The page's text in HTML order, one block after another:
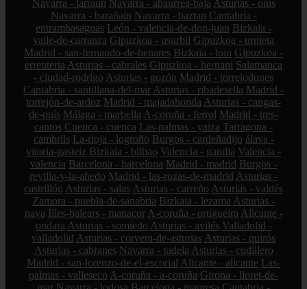
Navarra - larraun Navarra - abaurrea-baja Asturias - onís
Navarra - barañain Navarra - baztan Cantabria -
entrambasaguas León - valencia-de-don-juan Bizkaia -
valle-de-carranza Gipuzkoa - usurbil Gipuzkoa - urnieta
Madrid - san-fernando-de-henares Bizkaia - loiu Gipuzkoa -
errenteria Asturias - cabrales Gipuzkoa - hernani Salamanca
- ciudad-rodrigo Asturias - gozón Madrid - torrelodones
Cantabria - santillana-del-mar Asturias - ribadesella Madrid -
torrejón-de-ardoz Madrid - majadahonda Asturias - cangas-
de-onís Málaga - marbella A-coruña - ferrol Madrid - tres-
cantos Cuenca - cuenca Las-palmas - yaiza Tarragona -
cambrils La-rioja - logroño Burgos - cardeñadijo álava -
vitoria-gasteiz Bizkaia - bilbao Valencia - gandia Valencia -
valencia Barcelona - barcelona Madrid - madrid Burgos -
revilla-y-la-ahedo Madrid - las-rozas-de-madrid Asturias -
castrillón Asturias - salas Asturias - carreño Asturias - valdés
Zamora - puebla-de-sanabria Bizkaia - lezama Asturias -
nava Illes-balears - manacor A-coruña - ortigueira Alicante -
ondara Asturias - somiedo Asturias - avilés Valladolid -
valladolid Asturias - corvera-de-asturias Asturias - quirós
Asturias - cabranes Navarra - tudela Asturias - cudillero
Madrid - san-lorenzo-de-el-escorial Alicante - alicante Las-
palmas - valleseco A-coruña - a-coruña Girona - lloret-de-